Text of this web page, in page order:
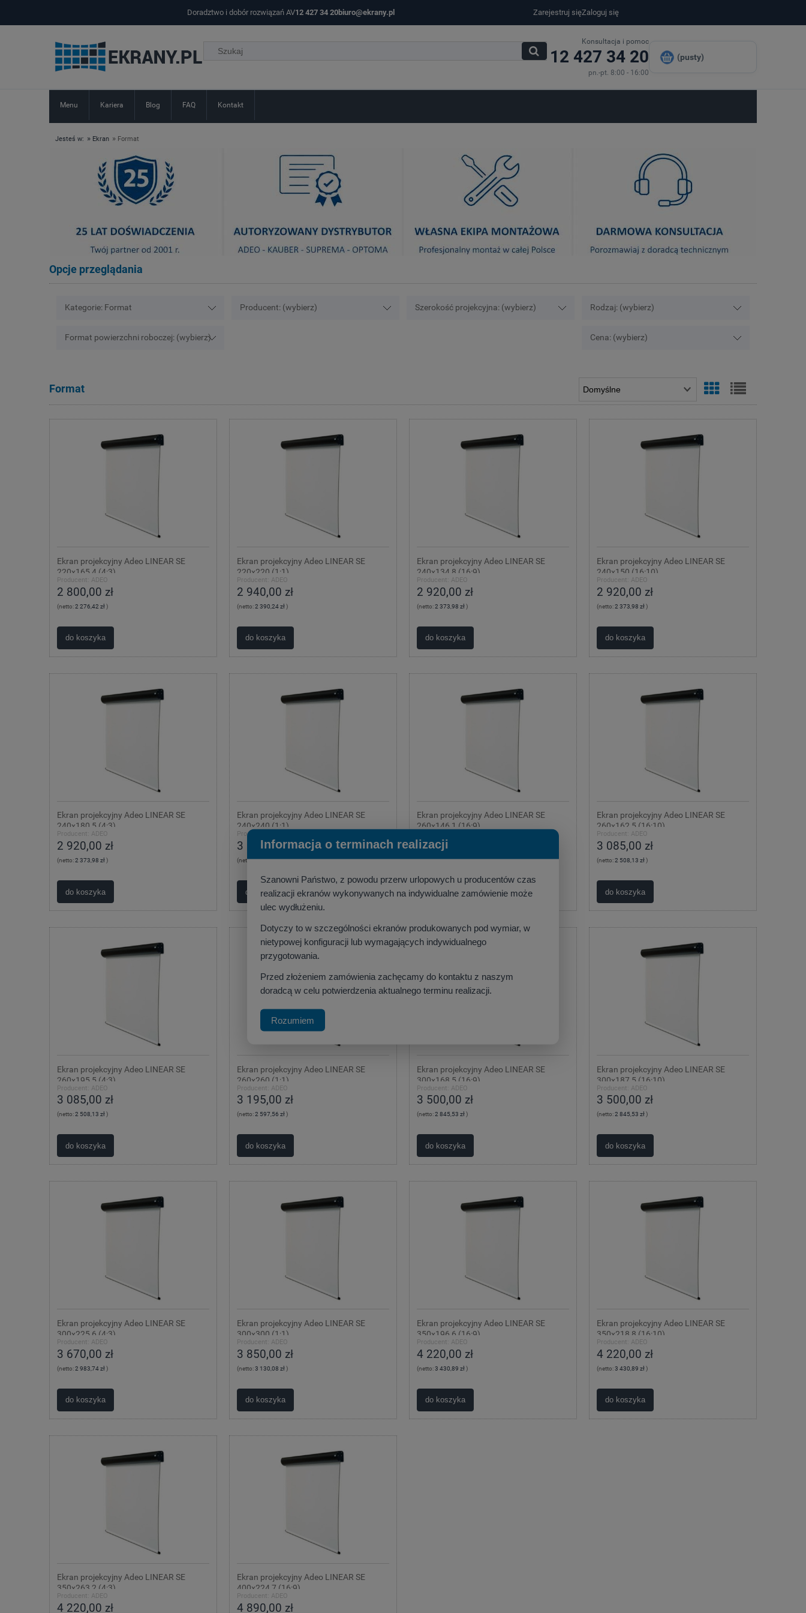
Doradztwo i dobór rozwiązań AV12 427 34 20biuro@ekrany.pl Zarejestruj sięZaloguj się
Konsultacja i pomoc
12 427 34 20
pn.-pt. 8:00 - 16:00
(pusty)
Menu Kariera Blog FAQ Kontakt
Jesteś w: » Ekran » Format
Opcje przeglądania
Kategorie: Format Producent: (wybierz) Szerokość projekcyjna: (wybierz) Rodzaj: (wybierz)
Format powierzchni roboczej: (wybierz) Cena: (wybierz)
Format
Ekran projekcyjny Adeo LINEAR SE
220x165,4 (4:3)
Producent: ADEO
2 800,00 zł
(netto:2 276,42 zł)
do koszyka
Ekran projekcyjny Adeo LINEAR SE
220x220 (1:1)
Producent: ADEO
2 940,00 zł
(netto:2 390,24 zł)
do koszyka
Ekran projekcyjny Adeo LINEAR SE
240x134,8 (16:9)
Producent: ADEO
2 920,00 zł
(netto:2 373,98 zł)
do koszyka
Ekran projekcyjny Adeo LINEAR SE
240x150 (16:10)
Producent: ADEO
2 920,00 zł
(netto:2 373,98 zł)
do koszyka
Ekran projekcyjny Adeo LINEAR SE
240x180,5 (4:3)
Producent: ADEO
2 920,00 zł
(netto:2 373,98 zł)
do koszyka
Ekran projekcyjny Adeo LINEAR SE
240x240 (1:1)
Producent:
3 020,00 zł
(netto:2 455,28 zł)
do koszyka
Ekran projekcyjny Adeo LINEAR SE
260x146,1 (16:9)
3 085,00 zł
(netto:2 508,13 zł)
do koszyka
Ekran projekcyjny Adeo LINEAR SE
260x162,5 (16:10)
Producent: ADEO
3 085,00 zł
(netto:2 508,13 zł)
do koszyka
Ekran projekcyjny Adeo LINEAR SE
260x195,5 (4:3)
Producent: ADEO
3 085,00 zł
(netto:2 508,13 zł)
do koszyka
Ekran projekcyjny Adeo LINEAR SE
260x260 (1:1)
Producent: ADEO
3 195,00 zł
(netto:2 597,56 zł)
do koszyka
Ekran projekcyjny Adeo LINEAR SE
300x168,5 (16:9)
Producent: ADEO
3 500,00 zł
(netto:2 845,53 zł)
do koszyka
Ekran projekcyjny Adeo LINEAR SE
300x187,5 (16:10)
Producent: ADEO
3 500,00 zł
(netto:2 845,53 zł)
do koszyka
Ekran projekcyjny Adeo LINEAR SE
300x225,6 (4:3)
Producent: ADEO
3 670,00 zł
(netto:2 983,74 zł)
do koszyka
Ekran projekcyjny Adeo LINEAR SE
300x300 (1:1)
Producent: ADEO
3 850,00 zł
(netto:3 130,08 zł)
do koszyka
Ekran projekcyjny Adeo LINEAR SE
350x196,6 (16:9)
Producent: ADEO
4 220,00 zł
(netto:3 430,89 zł)
do koszyka
Ekran projekcyjny Adeo LINEAR SE
350x218,8 (16:10)
Producent: ADEO
4 220,00 zł
(netto:3 430,89 zł)
do koszyka
Ekran projekcyjny Adeo LINEAR SE
350x263,2 (4:3)
Producent: ADEO
4 220,00 zł
Ekran projekcyjny Adeo LINEAR SE
400x224,7 (16:9)
Producent: ADEO
4 890,00 zł
Informacja o terminach realizacji
Szanowni Państwo, z powodu przerw urlopowych u producentów czas
realizacji ekranów wykonywanych na indywidualne zamówienie może
ulec wydłużeniu.
Dotyczy to w szczególności ekranów produkowanych pod wymiar, w
nietypowej konfiguracji lub wymagających indywidualnego
przygotowania.
Przed złożeniem zamówienia zachęcamy do kontaktu z naszym
doradcą w celu potwierdzenia aktualnego terminu realizacji.
Rozumiem